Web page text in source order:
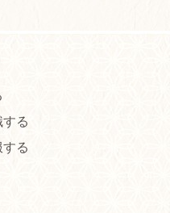
る
る